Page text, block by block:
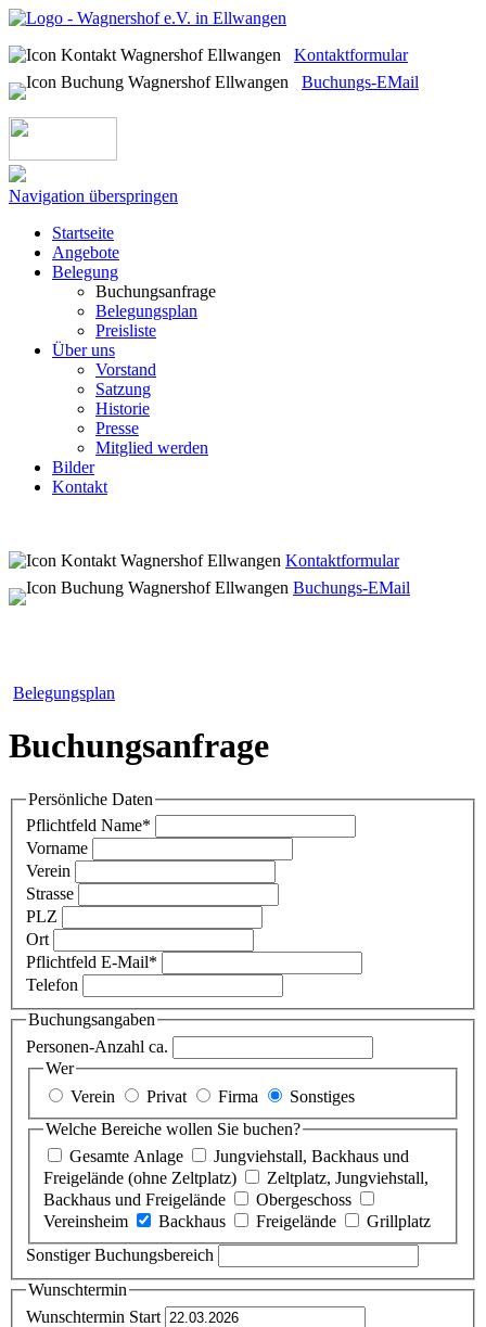
Kontaktformular
Buchungs-EMail
Navigation überspringen
Startseite
Angebote
Belegung
Buchungsanfrage
Belegungsplan
Preisliste
Über uns
Vorstand
Satzung
Historie
Presse
Mitglied werden
Bilder
Kontakt
Kontaktformular
Buchungs-EMail
Belegungsplan
Buchungsanfrage
Persönliche Daten
Pflichtfeld Name*
Vorname
Verein
Strasse
PLZ
Ort
Pflichtfeld E-Mail*
Telefon
Buchungsangaben
Personen-Anzahl ca.
Wer
Verein
Privat Firma
Sonstiges
Welche Bereiche wollen Sie buchen?
Gesamte Anlage
Jungviehstall, Backhaus und
Freigelände (ohne Zeltplatz)
Zeltplatz, Jungviehstall,
Backhaus und Freigelände
Obergeschoss
Vereinsheim
Backhaus Freigelände
Grillplatz
Sonstiger Buchungsbereich
Wunschtermin
Wunschtermin Start